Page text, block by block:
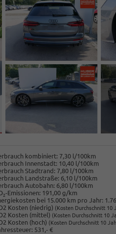
kombiniert: 7,30 l/100km
Innenstadt: 10,40 l/100km
Stadtrand: 7,80 l/100km
Landstraße: 6,10 l/100km
Autobahn: 6,80 l/100km
2-Emissionen: 191,00 g/km
bei 15.000 km pro Jahr:
Kosten (niedrig) (Kosten Durchschnitt 10
Kosten (mittel) (Kosten Durchschnitt 10
Kosten (hoch) (Kosten Durchschnitt 10
531,- €